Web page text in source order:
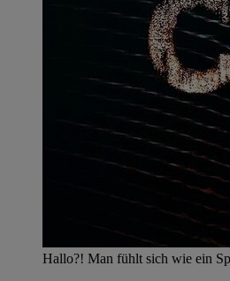
Hallo?! Man fühlt sich wie ein